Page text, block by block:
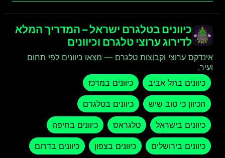
כיוונים בטלגרם ישראל – המדריך המלא
לדירוג ערוצי טלגרם וכיוונים
אינדקס ערוצי וקבוצות טלגרם — מצאו כיוונים לפי תחום
ועיר.
כיוונים בתל אביב
כיוונים במרכז
הכיוון כי טוב שיש כיוונים בטלגרם
כיוונים בישראל טלגראס כיוונים בחיפה
כיוונים בירושלים כיוונים בצפון כיוונים בדרום